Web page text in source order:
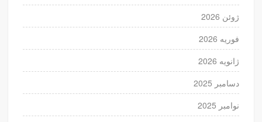
ژوئن 2026
فوریه 2026
ژانویه 2026
دسامبر 2025
نوامبر 2025